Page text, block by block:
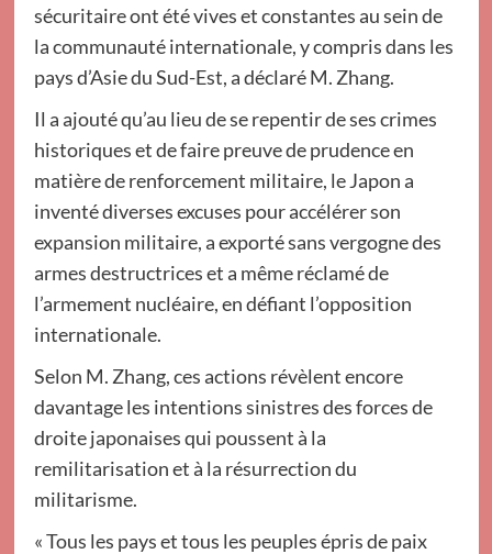
sécuritaire ont été vives et constantes au sein de
la communauté internationale, y compris dans les
pays d’Asie du Sud-Est, a déclaré M. Zhang.
Il a ajouté qu’au lieu de se repentir de ses crimes
historiques et de faire preuve de prudence en
matière de renforcement militaire, le Japon a
inventé diverses excuses pour accélérer son
expansion militaire, a exporté sans vergogne des
armes destructrices et a même réclamé de
l’armement nucléaire, en défiant l’opposition
internationale.
Selon M. Zhang, ces actions révèlent encore
davantage les intentions sinistres des forces de
droite japonaises qui poussent à la
remilitarisation et à la résurrection du
militarisme.
« Tous les pays et tous les peuples épris de paix